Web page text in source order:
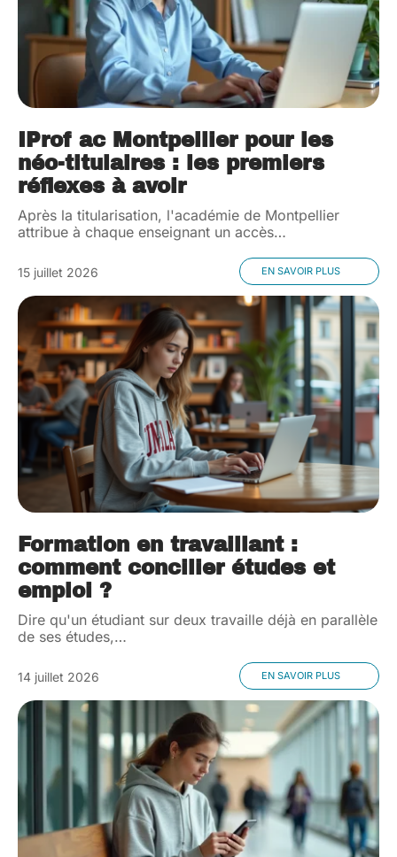
IProf ac Montpellier pour les
néo-titulaires : les premiers
réflexes à avoir
Après la titularisation, l'académie de Montpellier
attribue à chaque enseignant un accès…
15 juillet 2026 EN SAVOIR PLUS
Formation en travaillant :
comment concilier études et
emploi ?
Dire qu'un étudiant sur deux travaille déjà en parallèle
de ses études,…
14 juillet 2026 EN SAVOIR PLUS